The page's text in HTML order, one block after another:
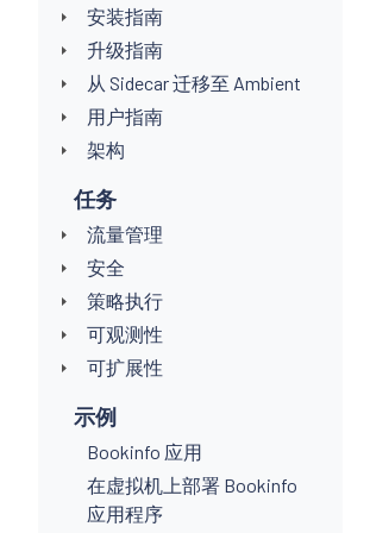
安装指南
升级指南
从 Sidecar 迁移至 Ambient
用户指南
架构
任务
流量管理
安全
策略执行
可观测性
可扩展性
示例
Bookinfo 应用
在虚拟机上部署 Bookinfo
应用程序